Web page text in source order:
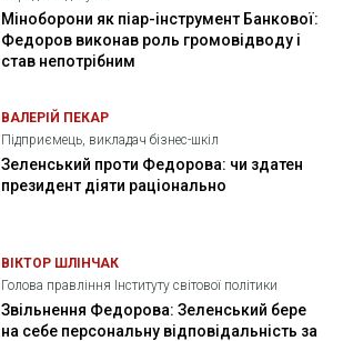
Міноборони як піар-інструмент Банкової:
Федоров виконав роль громовідводу і
став непотрібним
ВАЛЕРІЙ ПЕКАР
Підприємець, викладач бізнес-шкіл
Зеленський проти Федорова: чи здатен
президент діяти раціонально
ВІКТОР ШЛІНЧАК
Голова правління Інституту світової політики
Звільнення Федорова: Зеленський бере
на себе персональну відповідальність за